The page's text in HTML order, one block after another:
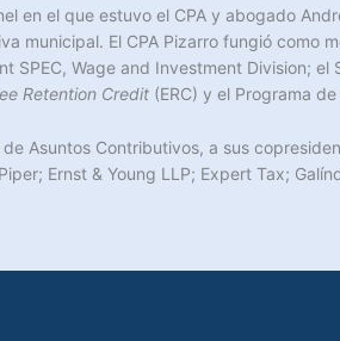
en el que estuvo el CPA y abogado
municipal. El CPA Pizarro fungió como
SPEC, Wage and Investment Division;
Retention Credit (ERC) y el Programa
Asuntos Contributivos, a sus
Ernst & Young LLP; Expert Tax;